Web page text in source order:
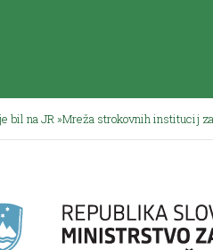
bil na JR »Mreža strokovnih institucij